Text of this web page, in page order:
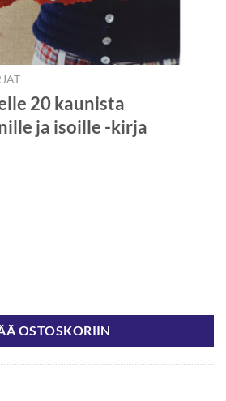
20 kaunista
ja isoille -kirja
OSTOSKORIIN